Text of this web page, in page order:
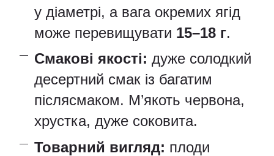
у діаметрі, а вага окремих ягід
може перевищувати 15–18 г.
Смакові якості: дуже солодкий
десертний смак із багатим
післясмаком. М’якоть червона,
хрустка, дуже соковита.
Товарний вигляд: плоди